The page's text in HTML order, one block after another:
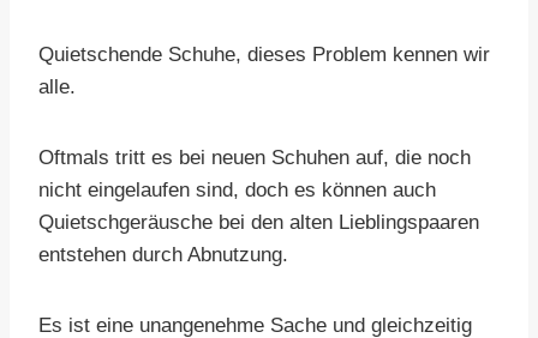
Quietschende Schuhe, dieses Problem kennen wir
alle.
Oftmals tritt es bei neuen Schuhen auf, die noch
nicht eingelaufen sind, doch es können auch
Quietschgeräusche bei den alten Lieblingspaaren
entstehen durch Abnutzung.
Es ist eine unangenehme Sache und gleichzeitig